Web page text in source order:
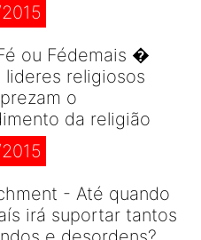
ou Fédemais �
lideres religiosos
o
da religião
- Até quando
irá suportar tantos